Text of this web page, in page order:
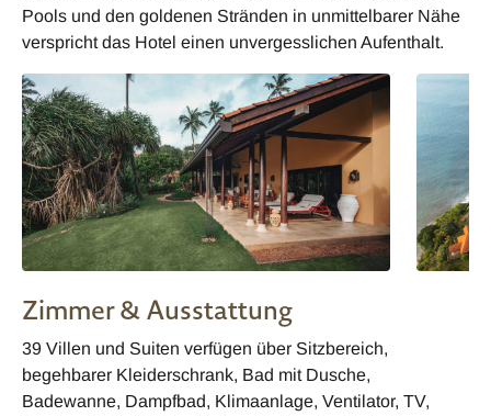
Pools und den goldenen Stränden in unmittelbarer Nähe
verspricht das Hotel einen unvergesslichen Aufenthalt.
Zimmer & Ausstattung
39 Villen und Suiten verfügen über Sitzbereich,
begehbarer Kleiderschrank, Bad mit Dusche,
Badewanne, Dampfbad, Klimaanlage, Ventilator, TV,